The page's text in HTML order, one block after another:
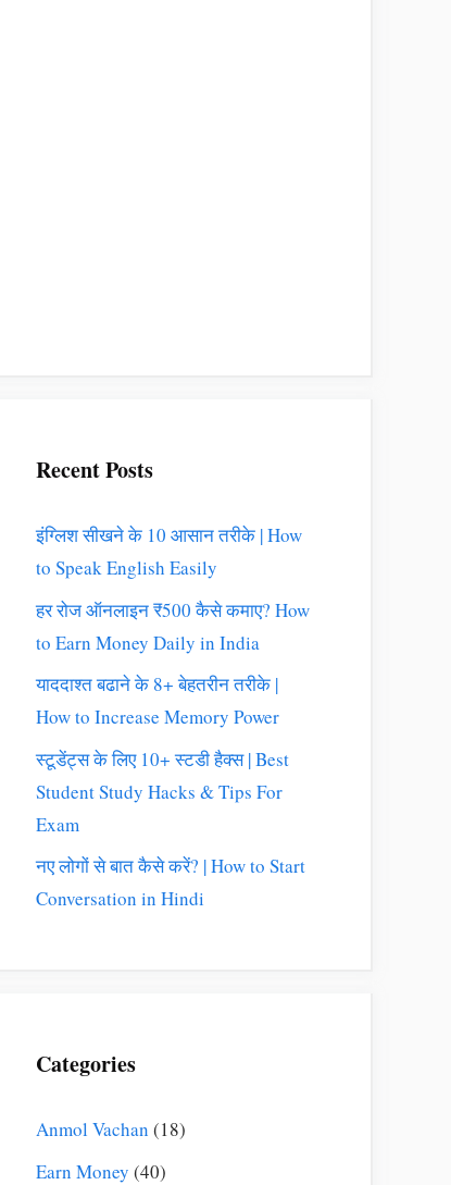
Recent Posts
इंग्लिश सीखने के 10 आसान तरीके | How
to Speak English Easily
हर रोज ऑनलाइन ₹500 कैसे कमाए? How
to Earn Money Daily in India
याददाश्त बढाने के 8+ बेहतरीन तरीके |
How to Increase Memory Power
स्टूडेंट्स के लिए 10+ स्टडी हैक्स | Best
Student Study Hacks & Tips For
Exam
नए लोगों से बात कैसे करें? | How to Start
Conversation in Hindi
Categories
Anmol Vachan (18)
Earn Money (40)